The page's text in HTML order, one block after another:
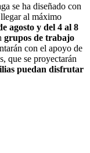
se ha diseñado con
al máximo
agosto y del 4 al 8
grupos de trabajo
con el apoyo de
que se proyectarán
puedan disfrutar